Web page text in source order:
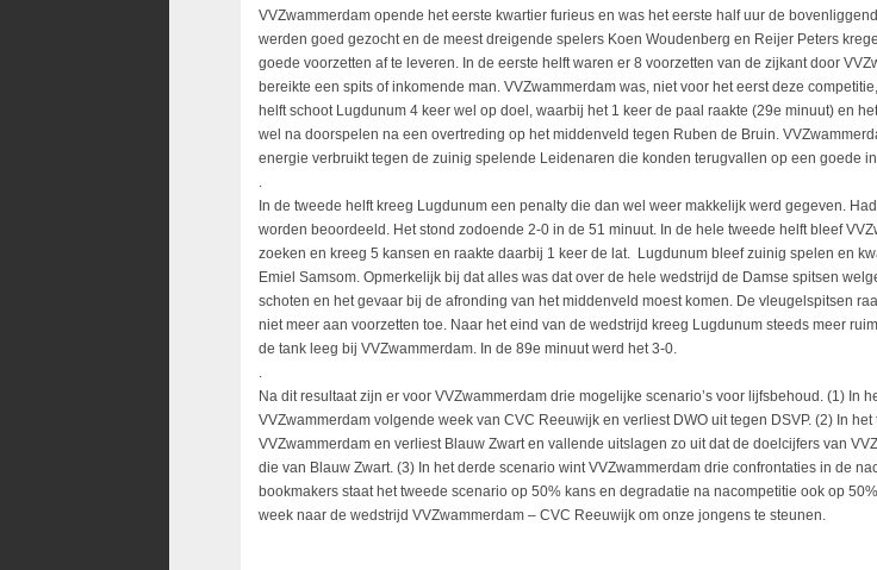
VVZwammerdam opende het eerste kwartier furieus en was het eerste half uur de
werden goed gezocht en de meest dreigende spelers Koen Woudenberg en Reijer Peters
goede voorzetten af te leveren. In de eerste helft waren er 8 voorzetten van de zijkant door
bereikte een spits of inkomende man. VVZwammerdam was, niet voor het eerst deze
helft schoot Lugdunum 4 keer wel op doel, waarbij het 1 keer de paal raakte (29e minuut) en
wel na doorspelen na een overtreding op het middenveld tegen Ruben de Bruin.
energie verbruikt tegen de zuinig spelende Leidenaren die konden terugvallen op een goede
.
In de tweede helft kreeg Lugdunum een penalty die dan wel weer makkelijk werd gegeven.
worden beoordeeld. Het stond zodoende 2-0 in de 51 minuut. In de hele tweede helft bleef
zoeken en kreeg 5 kansen en raakte daarbij 1 keer de lat. Lugdunum bleef zuinig spelen en
Emiel Samsom. Opmerkelijk bij dat alles was dat over de hele wedstrijd de Damse spitsen
schoten en het gevaar bij de afronding van het middenveld moest komen. De vleugelspitsen
niet meer aan voorzetten toe. Naar het eind van de wedstrijd kreeg Lugdunum steeds meer
de tank leeg bij VVZwammerdam. In de 89e minuut werd het 3-0.
.
Na dit resultaat zijn er voor VVZwammerdam drie mogelijke scenario’s voor lijfsbehoud. (1) In
VVZwammerdam volgende week van CVC Reeuwijk en verliest DWO uit tegen DSVP. (2) In
VVZwammerdam en verliest Blauw Zwart en vallende uitslagen zo uit dat de doelcijfers van
die van Blauw Zwart. (3) In het derde scenario wint VVZwammerdam drie confrontaties in de
bookmakers staat het tweede scenario op 50% kans en degradatie na nacompetitie ook op
week naar de wedstrijd VVZwammerdam – CVC Reeuwijk om onze jongens te steunen.